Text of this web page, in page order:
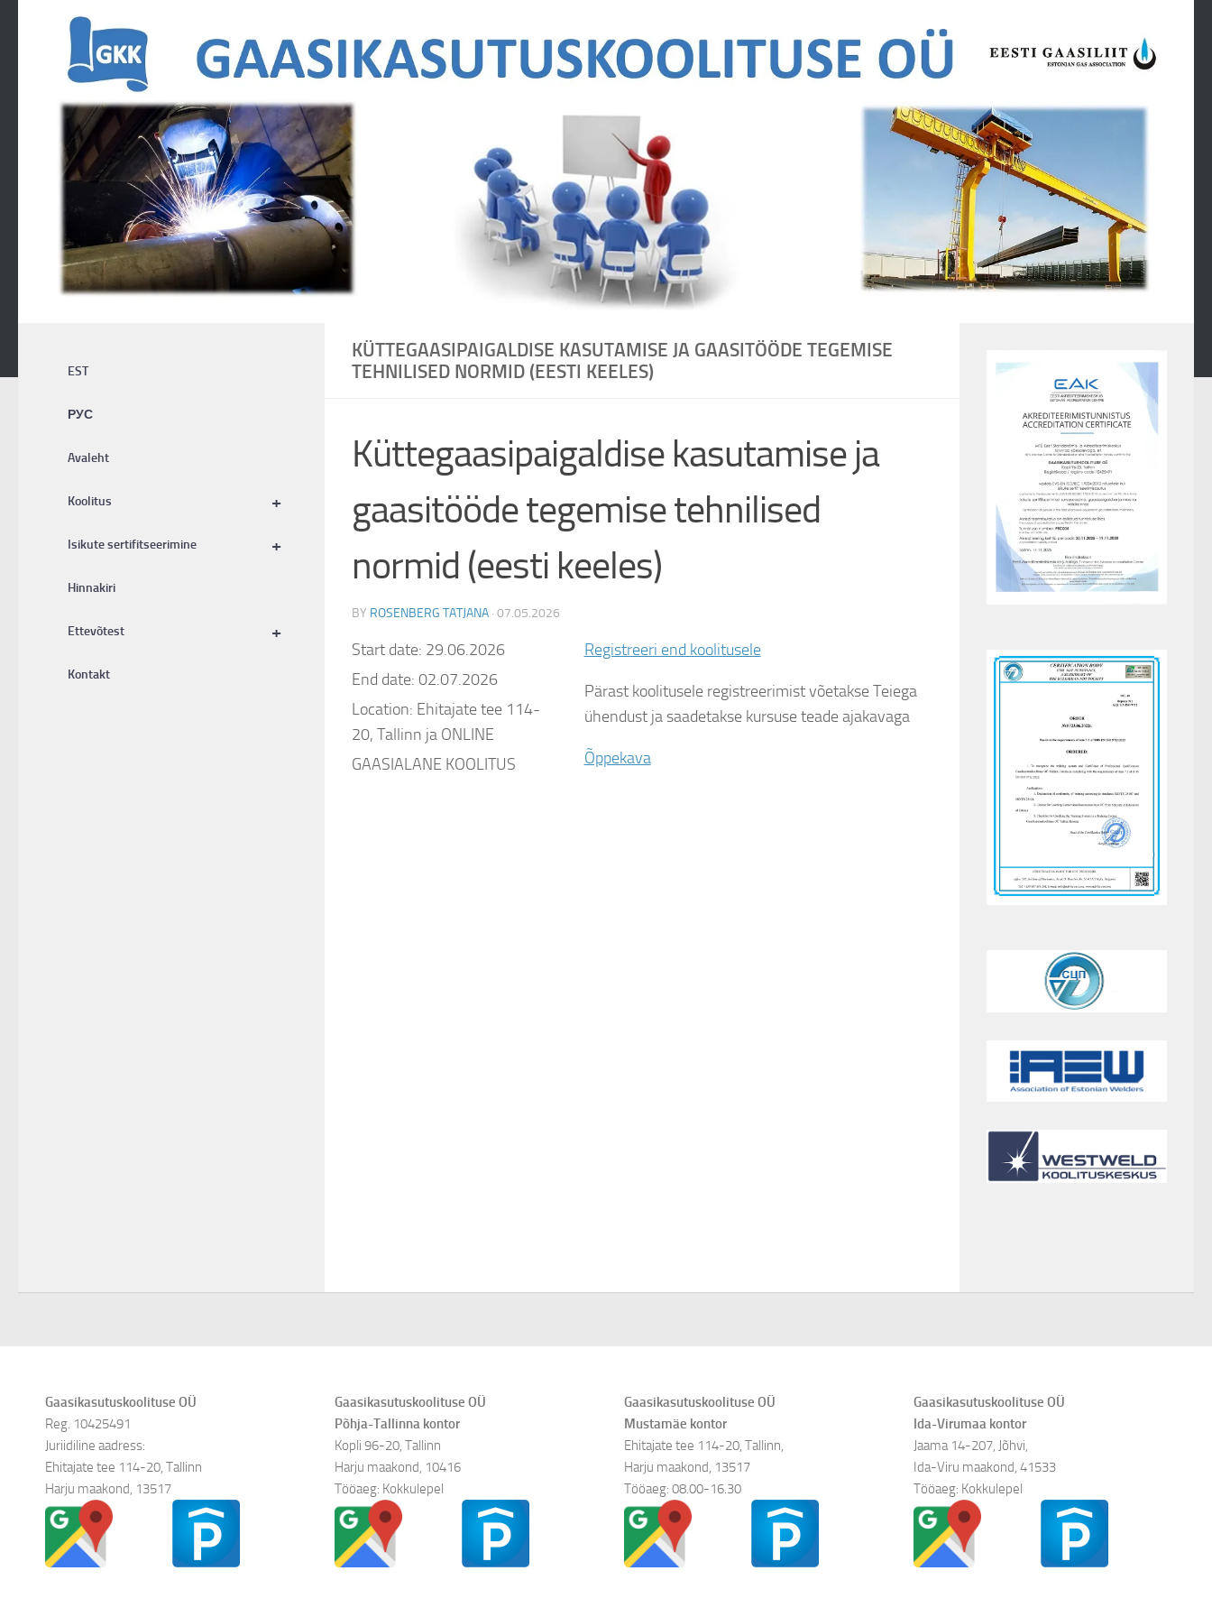
Skip to content
KÜTTEGAASIPAIGALDISE KASUTAMISE JA GAASITÖÖDE TEGEMISE
TEHNILISED NORMID (EESTI KEELES)
Küttegaasipaigaldise kasutamise ja
gaasitööde tegemise tehnilised
normid (eesti keeles)
BY ROSENBERG TATJANA · 07.05.2026
Start date: 29.06.2026
End date: 02.07.2026
Location: Ehitajate tee 114-
20, Tallinn ja ONLINE
GAASIALANE KOOLITUS
Registreeri end koolitusele
Pärast koolitusele registreerimist võetakse Teiega
ühendust ja saadetakse kursuse teade ajakavaga
Õppekava
EST
РУС
Avaleht
+
Koolitus
+
Isikute sertifitseerimine
Hinnakiri
+
Ettevõtest
Kontakt
Gaasikasutuskoolituse OÜ
Reg. 10425491
Juriidiline aadress:
Ehitajate tee 114-20, Tallinn
Harju maakond, 13517
Gaasikasutuskoolituse OÜ
Põhja-Tallinna kontor
Kopli 96-20, Tallinn
Harju maakond, 10416
Tööaeg: Kokkulepel
Gaasikasutuskoolituse OÜ
Mustamäe kontor
Ehitajate tee 114-20, Tallinn,
Harju maakond, 13517
Tööaeg: 08.00-16.30
Gaasikasutuskoolituse OÜ
Ida-Virumaa kontor
Jaama 14-207, Jõhvi,
Ida-Viru maakond, 41533
Tööaeg: Kokkulepel